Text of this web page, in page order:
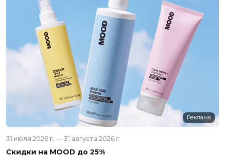
Реклама
31 июля 2026 г. — 31 августа 2026 г.
Скидки на MOOD до 25%